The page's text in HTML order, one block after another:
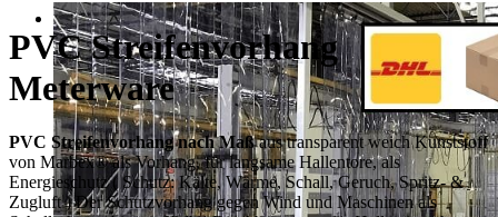
PVC Streifenvorhang
Meterware
PVC Streifenvorhang nach Maßaus transparent weich Kunststoff
von Marbex® als Vorhang, für langsame Hallentore, als
Energieschutz (Schutz:Kälte, Wärme, Schall, Geruch, Spritz- &
Zugluft ) Der Schutzvorhang gegen Wind und Maschinen als